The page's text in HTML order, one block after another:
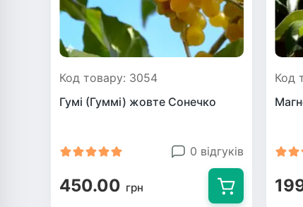
Код товару: 3054
Гумі (Гуммі) жовте Сонечко
0 відгуків
450.00 грн
Код